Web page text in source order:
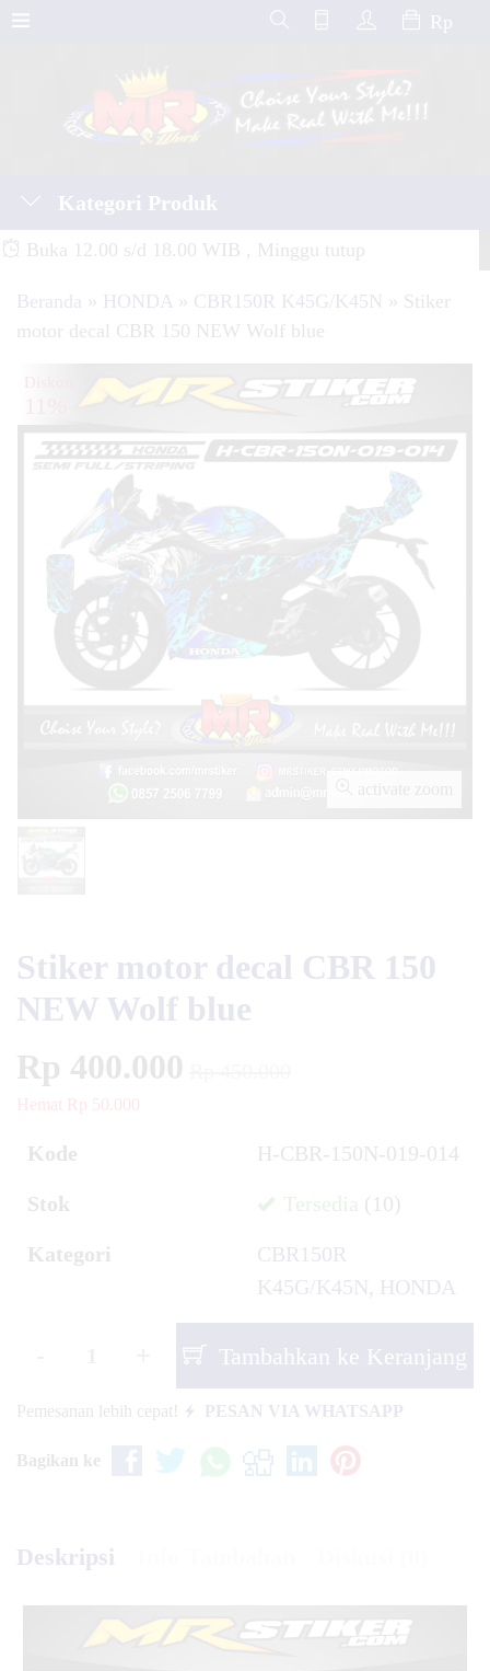
Rp
Kategori Produk
Buka 12.00 s/d 18.00 WIB , Minggu tutup
Beranda » HONDA » CBR150R K45G/K45N » Stiker
motor decal CBR 150 NEW Wolf blue
activate zoom
Stiker motor decal CBR 150
NEW Wolf blue
Rp 400.000
Hemat Rp 50.000
Kode H-CBR-150N-019-014
Stok Tersedia (10)
Kategori
CBR150R
K45G/K45N, HONDA
Tambahkan ke Keranjang
Pemesanan lebih cepat! PESAN VIA WHATSAPP
Bagikan ke
Deskripsi